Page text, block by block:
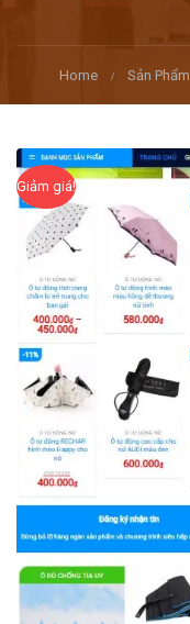
Home Sản Phẩm
Giảm giá!